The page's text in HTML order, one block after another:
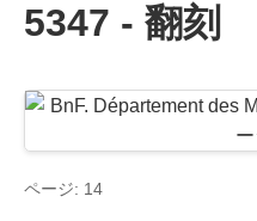
5347 - 翻刻
ページ: 14